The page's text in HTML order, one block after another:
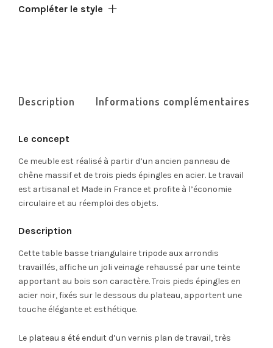
Compléter le style
Description Informations complémentaires
Le concept
Ce meuble est réalisé à partir d’un ancien panneau de
chêne massif et de trois pieds épingles en acier. Le travail
est artisanal et Made in France et profite à l’économie
circulaire et au réemploi des objets.
Description
Cette table basse triangulaire tripode aux arrondis
travaillés, affiche un joli veinage rehaussé par une teinte
apportant au bois son caractère. Trois pieds épingles en
acier noir, fixés sur le dessous du plateau, apportent une
touche élégante et esthétique.
Le plateau a été enduit d’un vernis plan de travail, très